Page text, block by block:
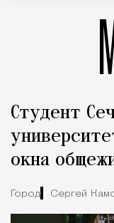
Студент
окна
Город Сергей